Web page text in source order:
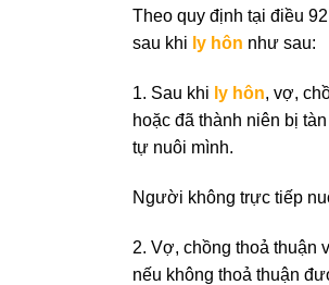
Theo quy định tại điều
sau khi ly hôn như sau:
1. Sau khi ly hôn, vợ,
hoặc đã thành niên bị
tự nuôi mình.
Người không trực tiếp
2. Vợ, chồng thoả thuận
nếu không thoả thuận